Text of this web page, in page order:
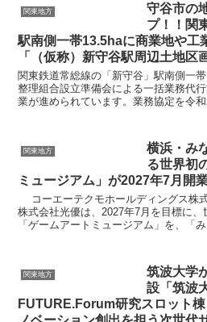
関東地方
守谷市の
プ！！関
駅南側一帯13.5haに商業地や工
「（仮称）新守谷駅周辺土地区
関東鉄道常総線の「新守谷」駅南側一
整理組合設立準備会による一括業務代
業が進められています。業務協定を令
関東地方
横浜・み
る世界初
ミュージアム」が2027年7月開
株式会社光優は、2027年7月を目標に
「ゲームアートミュージアム」を、「
関東地方
筑波大学
設「筑波
FUTURE.Forum研究スロット